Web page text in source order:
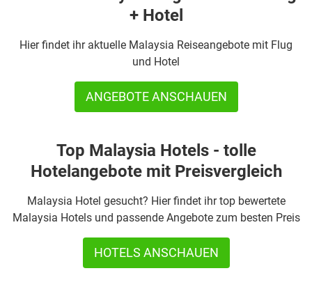
+ Hotel
Hier findet ihr aktuelle Malaysia Reiseangebote mit Flug
und Hotel
ANGEBOTE ANSCHAUEN
Top Malaysia Hotels - tolle
Hotelangebote mit Preisvergleich
Malaysia Hotel gesucht? Hier findet ihr top bewertete
Malaysia Hotels und passende Angebote zum besten Preis
HOTELS ANSCHAUEN